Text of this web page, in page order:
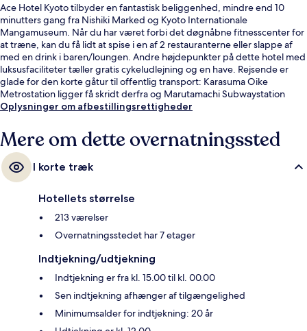
Ace Hotel Kyoto tilbyder en fantastisk beliggenhed, mindre end 10
minutters gang fra Nishiki Marked og Kyoto Internationale
Mangamuseum. Når du har været forbi det døgnåbne fitnesscenter for
at træne, kan du få lidt at spise i en af 2 restauranterne eller slappe af
med en drink i baren/loungen. Andre højdepunkter på dette hotel med
luksusfaciliteter tæller gratis cykeludlejning og en have. Rejsende er
glade for den korte gåtur til offentlig transport: Karasuma Oike
Metrostation ligger få skridt derfra og Marutamachi Subwaystation
ligger 9 minutter væk.
Oplysninger om afbestillingsrettigheder
Mere om dette overnatningssted
I korte træk
Hotellets størrelse
213 værelser
Overnatningsstedet har 7 etager
Indtjekning/udtjekning
Indtjekning er fra kl. 15.00 til kl. 00.00
Sen indtjekning afhænger af tilgængelighed
Minimumsalder for indtjekning: 20 år